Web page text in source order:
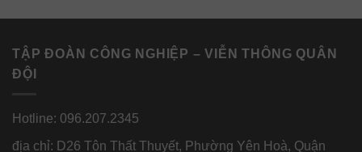
TẬP ĐOÀN CÔNG NGHIỆP – VIỄN THÔNG QUÂN
ĐỘI
Hotline: 096.207.2345
địa chỉ: D26 Tôn Thất Thuyết, Phường Yên Hoà, Quận